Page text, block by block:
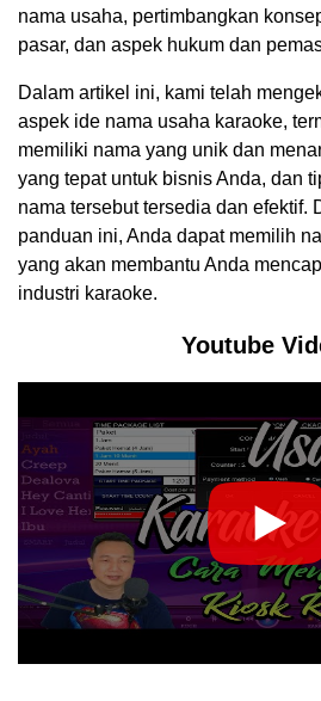
nama usaha, pertimbangkan
pasar, dan aspek hukum dan
Dalam artikel ini, kami telah
aspek ide nama usaha karaoke,
memiliki nama yang unik dan
yang tepat untuk bisnis Anda, dan
nama tersebut tersedia dan efektif.
panduan ini, Anda dapat memilih
yang akan membantu Anda
industri karaoke.
Youtube